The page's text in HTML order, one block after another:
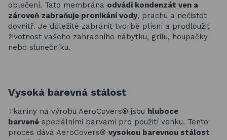
oblečení. Tato membrána odvádí kondenzát ven a
zároveň zabraňuje pronikání vody, prachu a nečistot
dovnitř. Je důležité zabránit tvorbě plísní a prodloužit
životnost vašeho zahradního nábytku, grilu, houpačky
nebo slunečníku.
Vysoká barevná stálost
Tkaniny na výrobu AeroCovers® jsou hluboce
barvené speciálními barvami pro použití venku. Tento
proces dává AeroCovers® vysokou barevnou stálost